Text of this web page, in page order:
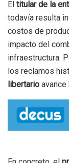
El titular de la
todavía resulta
costos de
impacto del
infraestructura.
los reclamos
libertario avance